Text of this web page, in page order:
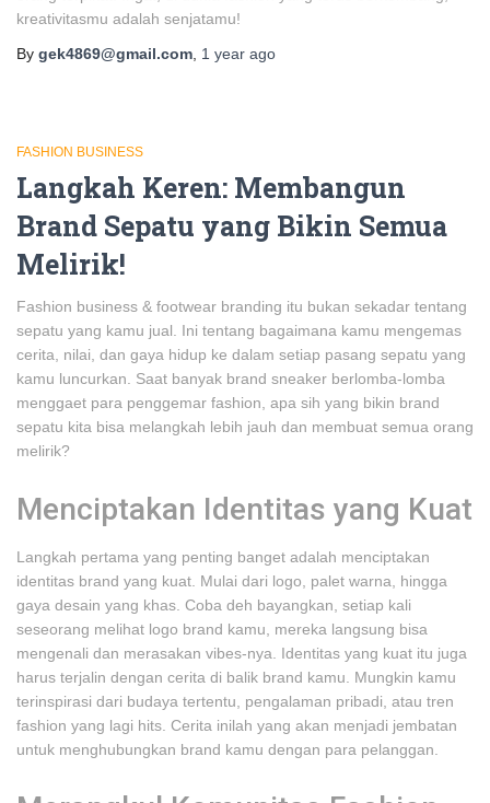
kreativitasmu adalah senjatamu!
By gek4869@gmail.com 1 year ago
FASHION BUSINESS
Langkah Keren: Membangun
Brand Sepatu yang Bikin Semua
Melirik!
Fashion business & footwear branding itu bukan sekadar tentang
sepatu yang kamu jual. Ini tentang bagaimana kamu mengemas
cerita, nilai, dan gaya hidup ke dalam setiap pasang sepatu yang
kamu luncurkan. Saat banyak brand sneaker berlomba-lomba
menggaet para penggemar fashion, apa sih yang bikin brand
sepatu kita bisa melangkah lebih jauh dan membuat semua orang
melirik?
Menciptakan Identitas yang Kuat
Langkah pertama yang penting banget adalah menciptakan
identitas brand yang kuat. Mulai dari logo, palet warna, hingga
gaya desain yang khas. Coba deh bayangkan, setiap kali
seseorang melihat logo brand kamu, mereka langsung bisa
mengenali dan merasakan vibes-nya. Identitas yang kuat itu juga
harus terjalin dengan cerita di balik brand kamu. Mungkin kamu
terinspirasi dari budaya tertentu, pengalaman pribadi, atau tren
fashion yang lagi hits. Cerita inilah yang akan menjadi jembatan
untuk menghubungkan brand kamu dengan para pelanggan.